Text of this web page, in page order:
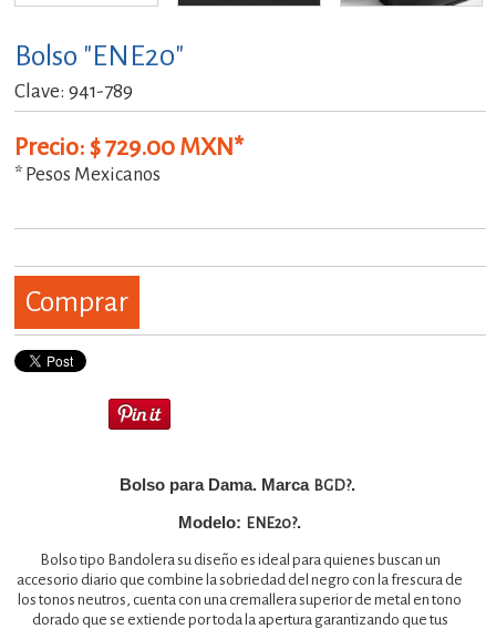
Bolso "ENE20"
Clave: 941-789
Precio: $ 729.00 MXN*
* Pesos Mexicanos
Comprar
Bolso para Dama. Marca BGD?.
Modelo: ENE20?.
Bolso tipo Bandolera su diseño es ideal para quienes buscan un
accesorio diario que combine la sobriedad del negro con la frescura de
los tonos neutros, cuenta con una cremallera superior de metal en tono
dorado que se extiende por toda la apertura garantizando que tus